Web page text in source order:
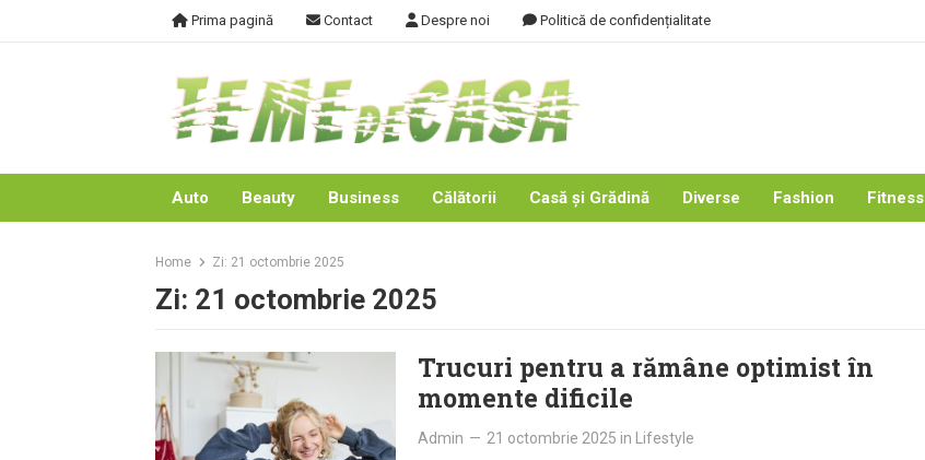
Prima pagină Contact Despre noi Politică de confidențialitate
Auto Beauty Business Călătorii Casă și Grădină Diverse Fashion Fitness
Home Zi: 21 octombrie 2025
Zi: 21 octombrie 2025
Trucuri pentru a rămâne optimist în
momente dificile
Admin — 21 octombrie 2025 in Lifestyle